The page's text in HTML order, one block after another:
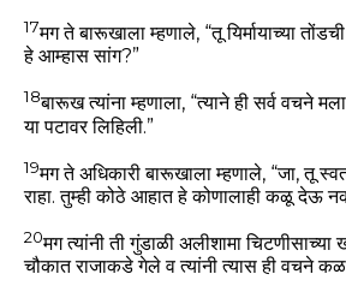
17मग ते बारूखाला म्हणाले, “तू यिर्मायाच्या
हे आम्हास सांग?”
18बारूख त्यांना म्हणाला, “त्याने ही सर्व वचने
या पटावर लिहिली.”
19मग ते अधिकारी बारूखाला म्हणाले, “जा, तू
राहा. तुम्ही कोठे आहात हे कोणालाही कळू देऊ
20मग त्यांनी ती गुंडाळी अलीशामा
चौकात राजाकडे गेले व त्यांनी त्यास ही वचने